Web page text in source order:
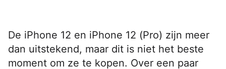
De iPhone 12 en iPhone 12 (Pro) zijn meer
dan uitstekend, maar dit is niet het beste
moment om ze te kopen. Over een paar